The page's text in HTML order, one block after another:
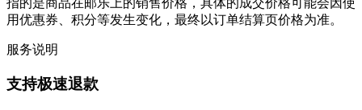
指的是商品在邮乐上的销售价格，具体的成交价格可能会因使
用优惠券、积分等发生变化，最终以订单结算页价格为准。
服务说明
支持极速退款